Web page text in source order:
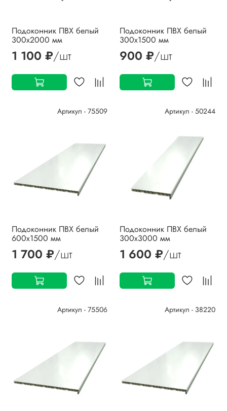
Подоконник ПВХ белый
300х2000 мм
1 100 ₽/шт
Подоконник ПВХ белый
300х1500 мм
900 ₽/шт
Артикул - 75509
Подоконник ПВХ белый
600х1500 мм
1 700 ₽/шт
Артикул - 50244
Подоконник ПВХ белый
300х3000 мм
1 600 ₽/шт
Артикул - 75506 Артикул - 38220